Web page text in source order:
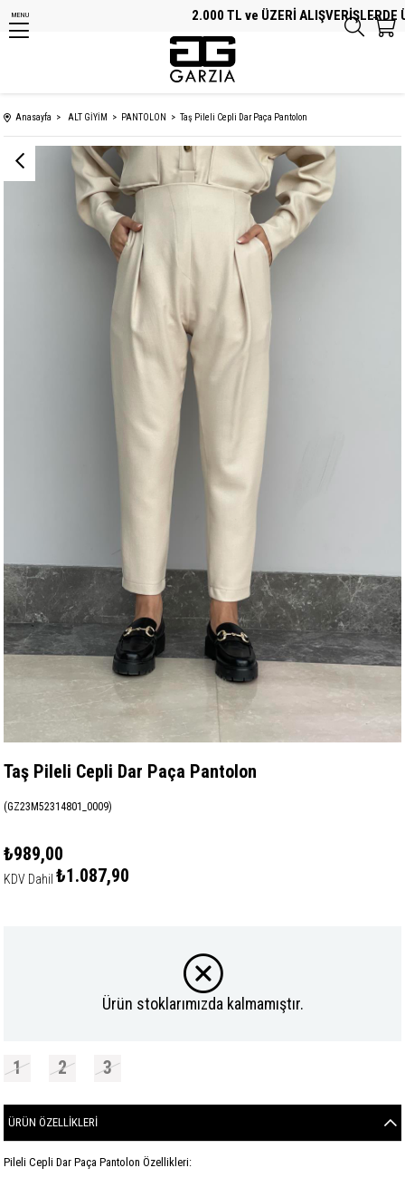
2.000 TL ve ÜZERİ ALIŞVERİŞLERDE
MENU
Anasayfa ALT GİYİM PANTOLON Taş Pileli Cepli Dar Paça Pantolon
Taş Pileli Cepli Dar Paça Pantolon
(GZ23M52314801_0009)
₺989,00
KDV Dahil ₺1.087,90
Ürün stoklarımızda kalmamıştır.
1 2 3
ÜRÜN ÖZELLIKLERI
Pileli Cepli Dar Paça Pantolon Özellikleri: